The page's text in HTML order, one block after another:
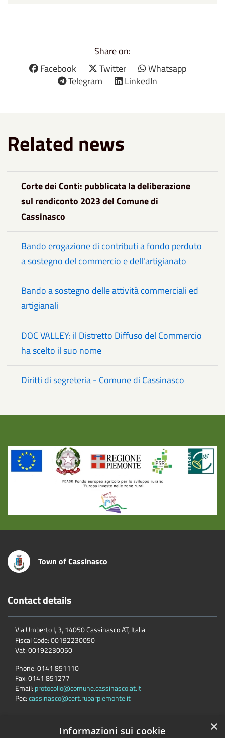
Share on:
Facebook
Twitter
Whatsapp
Telegram
LinkedIn
Related news
Corte dei Conti: pubblicata la deliberazione
sul rendiconto 2023 del Comune di
Cassinasco
Bando erogazione di contributi a fondo perduto
a sostegno del commercio e dell'artigianato
Bando a sostegno delle attività commerciali ed
artigianali
DOC VALLEY: il Distretto Diffuso del Commercio
ha scelto il suo nome
Diritti di segreteria - Comune di Cassinasco
Title
Town of Cassinasco
Contact details
Via Umberto I, 3, 14050 Cassinasco AT, Italia
Fiscal Code:00192230050
Vat:00192230050
Phone:0141 851110
Fax:0141 851277
Email: protocollo@comune.cassinasco.at.it
Pec:cassinasco@cert.ruparpiemonte.it
×
Informazioni sui cookie